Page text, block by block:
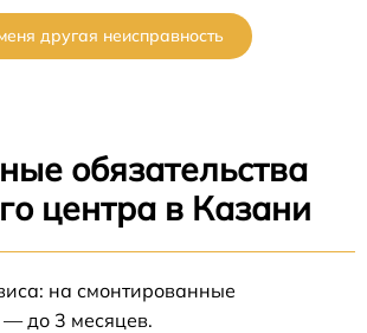
другая неисправность
обязательства
центра в Казани
на смонтированные
до 3 месяцев.